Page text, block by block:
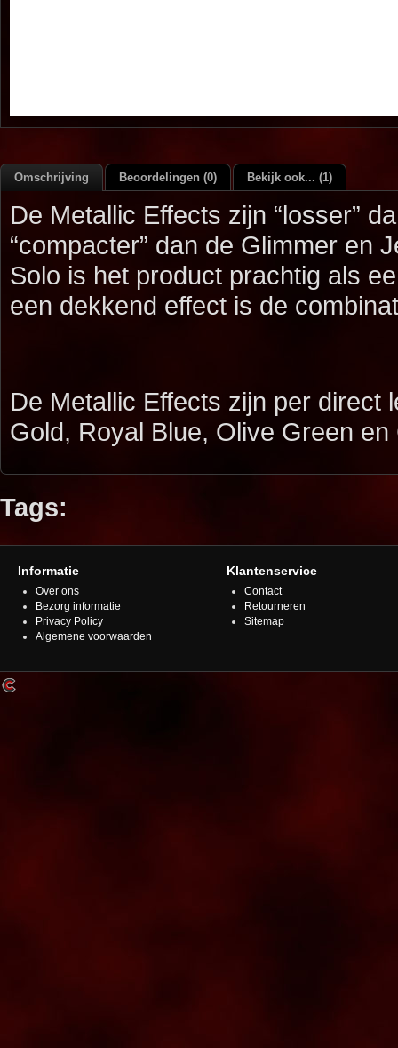
Omschrijving Beoordelingen (0) Bekijk ook... (1)
De Metallic Effects zijn “losser”
“compacter” dan de Glimmer en
Solo is het product prachtig als
een dekkend effect is de
De Metallic Effects zijn per direct
Gold, Royal Blue, Olive Green en
Tags:
Informatie
Over ons
Bezorg informatie
Privacy Policy
Algemene voorwaarden
Klantenservice
Contact
Retourneren
Sitemap